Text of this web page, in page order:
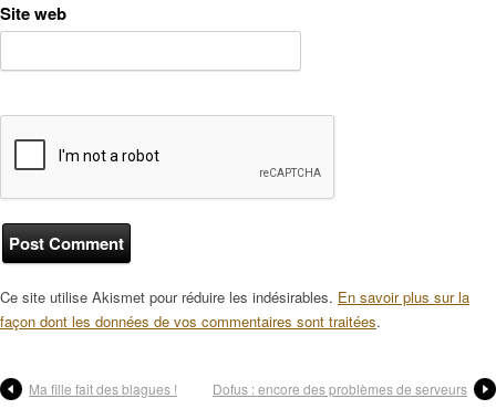
Site web
Ce site utilise Akismet pour réduire les indésirables. En savoir plus sur la
façon dont les données de vos commentaires sont traitées.
Ma fille fait des blagues ! Dofus : encore des problèmes de serveurs